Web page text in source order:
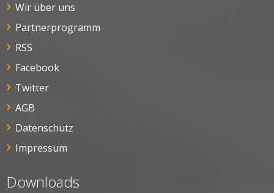
Wir über uns
Partnerprogramm
RSS
Facebook
Twitter
AGB
Datenschutz
Impressum
Downloads